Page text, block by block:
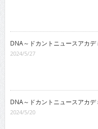
DNA～ドカントニュースアカ
2024/5/27
DNA～ドカントニュースアカ
2024/5/20